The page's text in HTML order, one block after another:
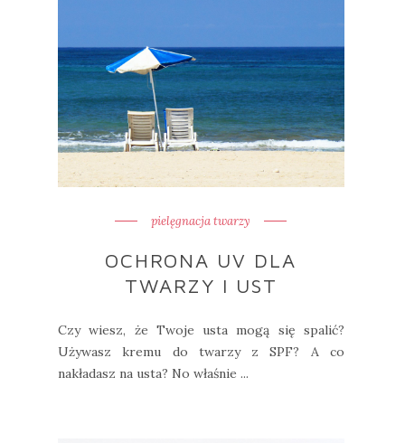
pielęgnacja twarzy
OCHRONA UV DLA
TWARZY I UST
Czy wiesz, że Twoje usta mogą się spalić?
Używasz kremu do twarzy z SPF? A co
nakładasz na usta? No właśnie ...